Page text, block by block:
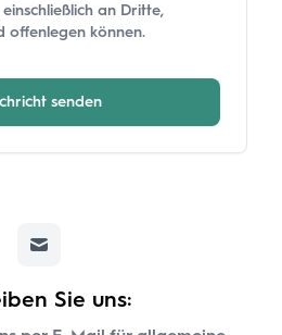
an Dritte,
offenlegen können.
senden
Sie uns: